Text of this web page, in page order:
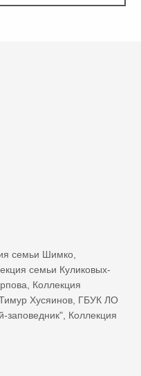
семьи Шимко
семьи Куликовых-
Коллекция
Хусяинов ГБУК ЛО
заповедник" Коллекция